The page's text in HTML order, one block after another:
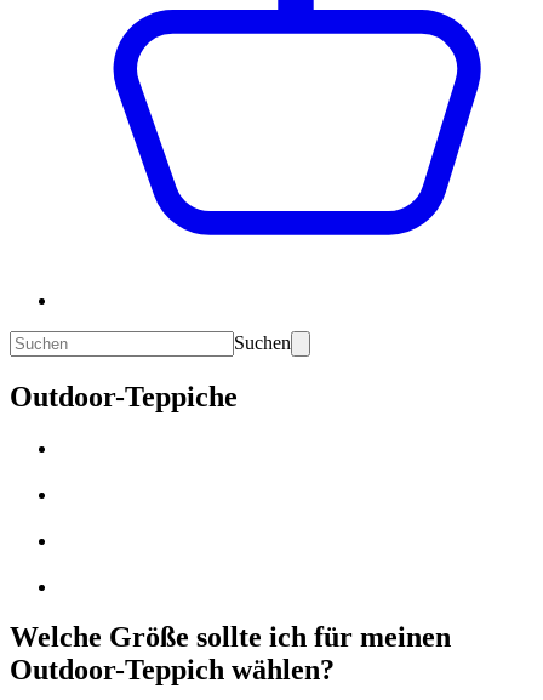
Suchen
Outdoor-Teppiche
Welche Größe sollte ich für meinen
Outdoor-Teppich wählen?